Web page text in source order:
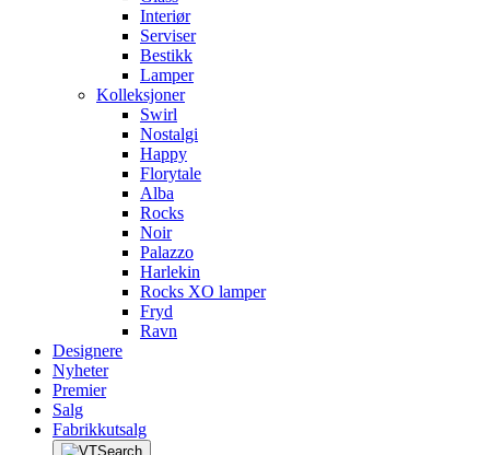
Interiør
Serviser
Bestikk
Lamper
Kolleksjoner
Swirl
Nostalgi
Happy
Florytale
Alba
Rocks
Noir
Palazzo
Harlekin
Rocks XO lamper
Fryd
Ravn
Designere
Nyheter
Premier
Salg
Fabrikkutsalg